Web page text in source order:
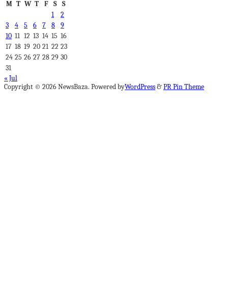
M T W T F S
S
1
2
3
4 5 6 7 8
9
10 11 12 13 14 15 16
17 18 19 20 21 22 23
24 25 26 27 28 29 30
31
« Jul
Copyright © 2026 NewsBaza. Powered byWordPress&PR Pin Theme